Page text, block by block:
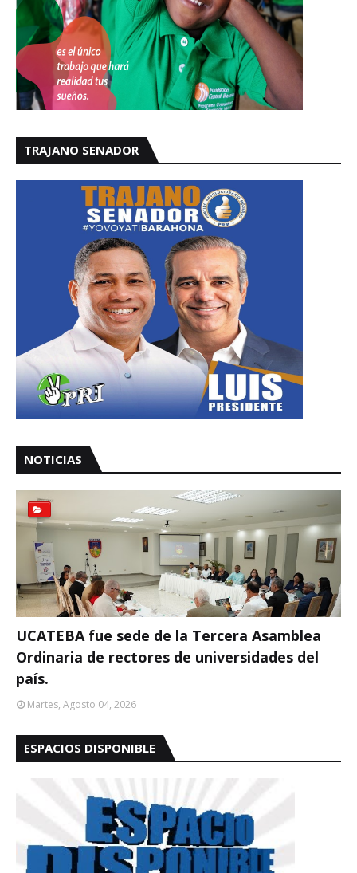
TRAJANO SENADOR
NOTICIAS
UCATEBA fue sede de la Tercera Asamblea
Ordinaria de rectores de universidades del
país.
Martes, Agosto 04, 2026
ESPACIOS DISPONIBLE